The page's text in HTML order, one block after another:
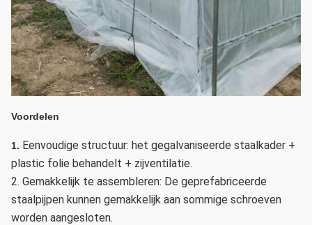
Voordelen
1. Eenvoudige structuur: het gegalvaniseerde staalkader +
plastic folie behandelt + zijventilatie.
2. Gemakkelijk te assembleren: De geprefabriceerde
staalpijpen kunnen gemakkelijk aan sommige schroeven
worden aangesloten.